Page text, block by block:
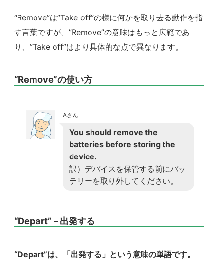
“Remove”は”Take off”の様に何かを取り去る動作を指
す言葉ですが、”Remove”の意味はもっと広範であ
り、”Take off”はより具体的な点で異なります。
“Remove”の使い方
Aさん
You should remove the
batteries before storing the
device.
訳）デバイスを保管する前にバッ
テリーを取り外してください。
“Depart” – 出発する
“Depart”は、「出発する」という意味の単語です。